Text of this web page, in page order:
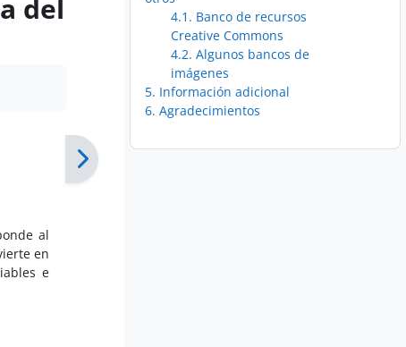
4.1. Banco de recursos
Creative Commons
4.2. Algunos bancos de
imágenes
5. Información adicional
6. Agradecimientos
del
al
en
e